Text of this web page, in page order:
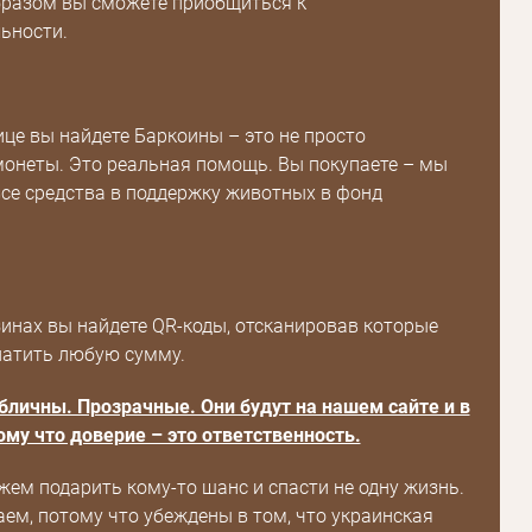
вы найдете Баркоины – это не просто
Это реальная помощь. Вы покупаете – мы
средства в поддержку животных в фонд
вы найдете QR-коды, отсканировав которые
любую сумму.
Прозрачные. Они будут на нашем сайте и в
что доверие – это ответственность.
подарить кому-то шанс и спасти не одну жизнь.
потому что убеждены в том, что украинская
Зарегистрироваться